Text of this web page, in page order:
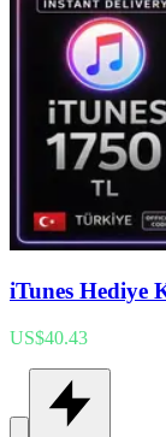
iTunes Hediye
US$40.43